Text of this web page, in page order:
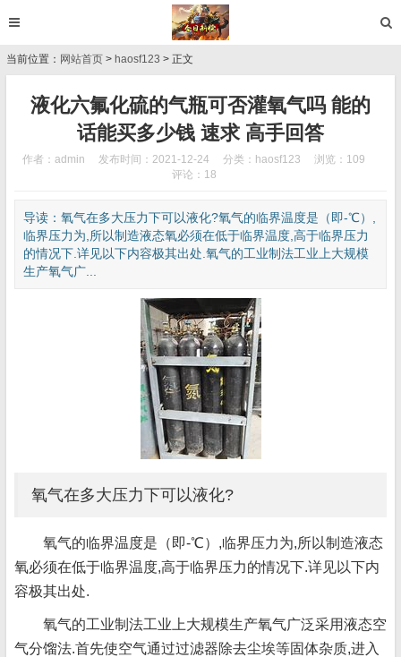
当前位置： 网站首页 > haosf123 > 正文
液化六氟化硫的气瓶可否灌氧气吗 能的
话能买多少钱 速求 高手回答
作者：admin 发布时间：2021-12-24 分类： haosf123
浏览：109
评论：18
导读：氧气在多大压力下可以液化?氧气的临界温度是（即-℃）,
临界压力为,所以制造液态氧必须在低于临界温度,高于临界压力
的情况下.详见以下内容极其出处.氧气的工业制法工业上大规模
生产氧气广...
氧气在多大压力下可以液化?
氧气的临界温度是（即-℃）,临界压力为,所以制造液态
氧必须在低于临界温度,高于临界压力的情况下.详见以下内
容极其出处.
氧气的工业制法工业上大规模生产氧气广泛采用液态空
气分馏法.首先使空气通过过滤器除去尘埃等固体杂质,进入